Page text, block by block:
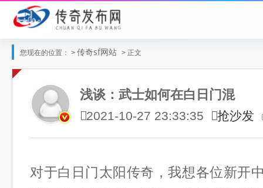
您现在的位置： > 传奇sf网站 > 正文
浅谈：武士如何在白日门混
2021-10-27 23:33:35 抢沙发
对于白日门太阳传奇，我想各位新开